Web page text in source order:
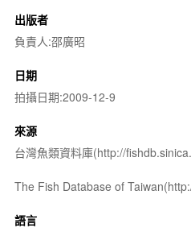
出版者
負責人:邵廣昭
日期
拍攝日期:2009-12-9
來源
台灣魚類資料庫(http://
The Fish Database of
語言